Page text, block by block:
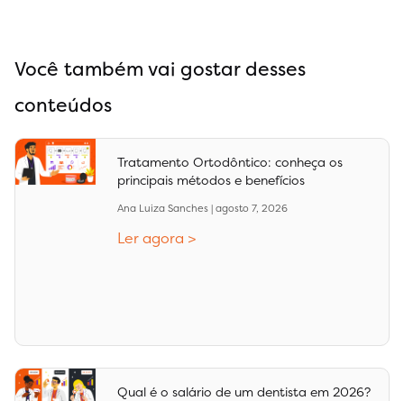
Você também vai gostar desses
conteúdos
Tratamento Ortodôntico: conheça os
principais métodos e benefícios
Ana Luiza Sanches agosto 7, 2026
Ler agora >
Qual é o salário de um dentista em 2026?